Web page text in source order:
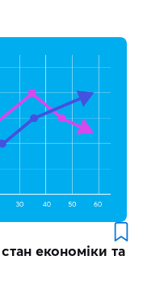
економіки та